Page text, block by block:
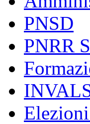
PNSD
PNRR